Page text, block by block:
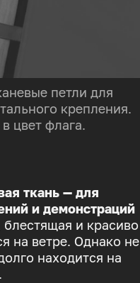
петли для
крепления.
цвет флага.
ткань — для
и демонстраций
блестящая и красиво
на ветре. Однако не
находится на